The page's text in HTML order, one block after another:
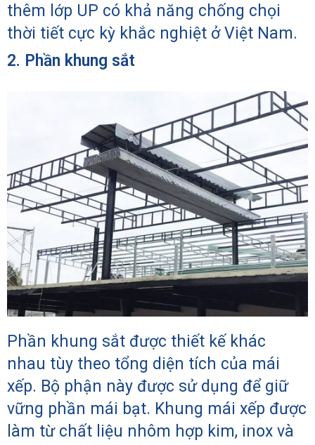
thêm lớp UP có khả năng chống chọi
thời tiết cực kỳ khắc nghiệt ở Việt Nam.
2. Phần khung sắt
Phần khung sắt được thiết kế khác
nhau tùy theo tổng diện tích của mái
xếp. Bộ phận này được sử dụng để giữ
vững phần mái bạt. Khung mái xếp được
làm từ chất liệu nhôm hợp kim, inox và